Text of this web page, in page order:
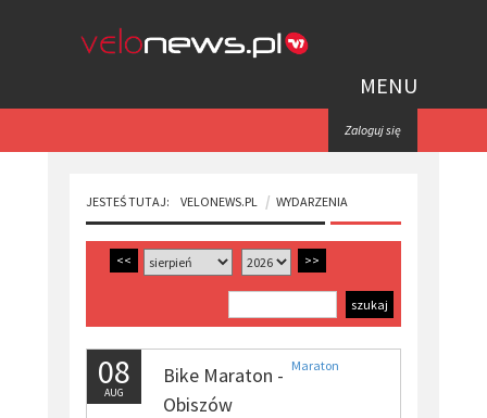
MENU
Zaloguj się
JESTEŚ TUTAJ: VELONEWS.PL WYDARZENIA
<< >>
08
AUG
Bike Maraton -
Obiszów
Maraton